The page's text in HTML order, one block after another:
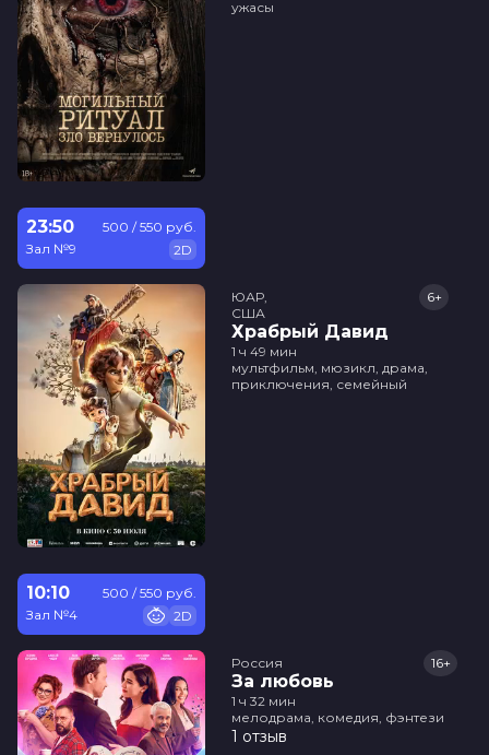
ужасы
23:50
Зал №9
500 / 550 руб.
2D
ЮАР,
США
Храбрый Давид
6+
1 ч 49 мин
мультфильм, мюзикл, драма,
приключения, семейный
10:10
Зал №4
500 / 550 руб.
2D
Россия
За любовь
16+
1 ч 32 мин
мелодрама, комедия, фэнтези
1 отзыв